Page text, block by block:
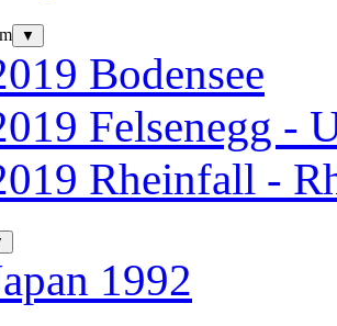
▼
Bodensee
Felsenegg -
Rheinfall -
1992